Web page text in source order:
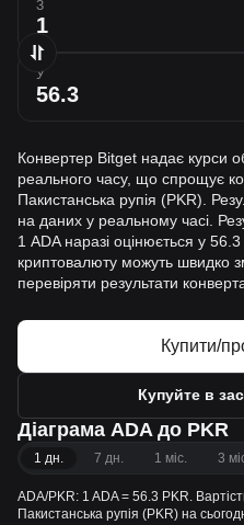
З
У
Конвертер Bitget надає курси
реального часу, що спрощує
Пакистанська рупія (PKR).
на даних у реальному часі.
1 ADA наразі оцінюється у
криптовалюту можуть швидко
перевіряти результати
Купити/
Купуйте в
Діаграма ADA до PKR
1 дн. 7 дн. 1 міс. 3
ADA/PKR: 1 ADA = 56.3 PKR.
Пакистанська рупія (PKR) на